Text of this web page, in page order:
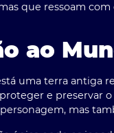
que ressoam com
ao
uma terra antiga
e preservar
mas